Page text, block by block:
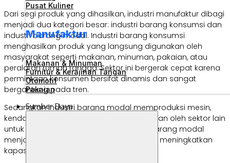
Pusat Kuliner
Manufaktur
Makanan & Minuman
Furnitur & Kerajinan Tangan
Otomotif
Pakaian
Sumber Daya
Dari segi produk yang dihasilkan, industri manufaktur dibagi
menjadi dua kategori besar: industri barang konsumsi dan
industri barang modal. Industri barang konsumsi
menghasilkan produk yang langsung digunakan oleh
masyarakat seperti makanan, minuman, pakaian, atau
peralatan rumah tangga. Sektor ini bergerak cepat karena
permintaan konsumen bersifat dinamis dan sangat
bergantung pada tren.
Sedangkan industri barang modal memproduksi mesin,
kendaraan, serta peralatan yang digunakan oleh sektor lain
untuk mendukung proses produksinya. Barang modal
menjadi tulang punggung industri karena meningkatkan
kapasitas produksi lintas sektor.